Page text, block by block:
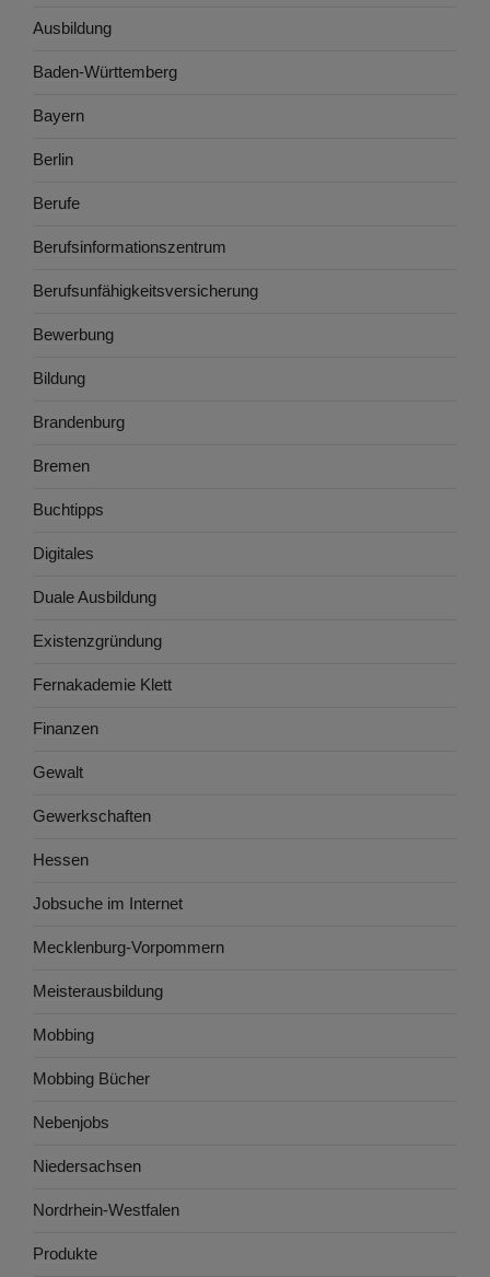
Ausbildung
Baden-Württemberg
Bayern
Berlin
Berufe
Berufsinformationszentrum
Berufsunfähigkeitsversicherung
Bewerbung
Bildung
Brandenburg
Bremen
Buchtipps
Digitales
Duale Ausbildung
Existenzgründung
Fernakademie Klett
Finanzen
Gewalt
Gewerkschaften
Hessen
Jobsuche im Internet
Mecklenburg-Vorpommern
Meisterausbildung
Mobbing
Mobbing Bücher
Nebenjobs
Niedersachsen
Nordrhein-Westfalen
Produkte